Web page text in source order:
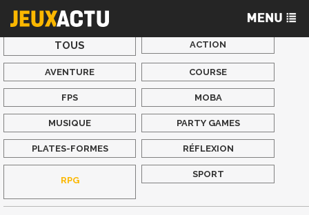
TOUS ACTION
AVENTURE COURSE
FPS MOBA
MUSIQUE PARTY GAMES
PLATES-FORMES RÉFLEXION
RPG
SPORT